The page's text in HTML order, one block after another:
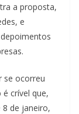
a proposta,
e
se ocorreu
crível que,
8 de janeiro,